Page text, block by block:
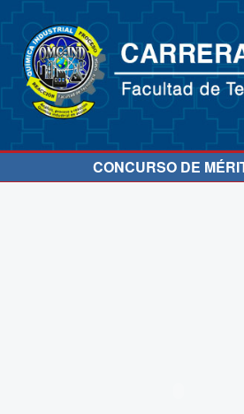
CONCURSO DE